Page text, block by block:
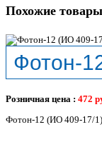
Похожие
Фотон-
Розничная цена : 472
Фотон-12 (ИО 409-17/1)